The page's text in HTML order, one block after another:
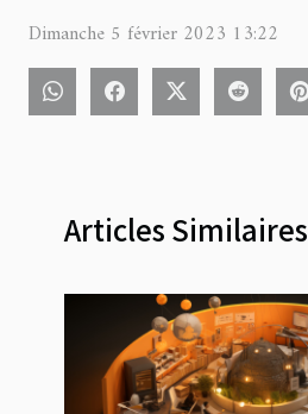
Dimanche 5 février 2023 13:22
Articles Similaires